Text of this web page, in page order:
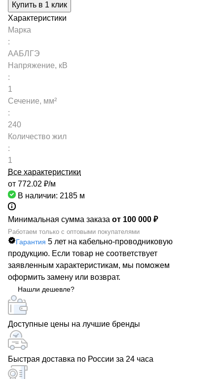
Купить в 1 клик
Характеристики
Марка
:
ААБЛГЭ
Напряжение, кВ
:
1
Сечение, мм²
:
240
Количество жил
:
1
Все характеристики
от 772.02 ₽/м
В наличии: 2185 м
Минимальная сумма заказа от 100 000 ₽
Работаем только с оптовыми покупателями
Гарантия 5 лет на кабельно-проводниковую
продукцию. Если товар не соответствует
заявленным характеристикам, мы поможем
оформить замену или возврат.
Нашли дешевле?
Доступные цены на лучшие бренды
Быстрая доставка по России за 24 часа